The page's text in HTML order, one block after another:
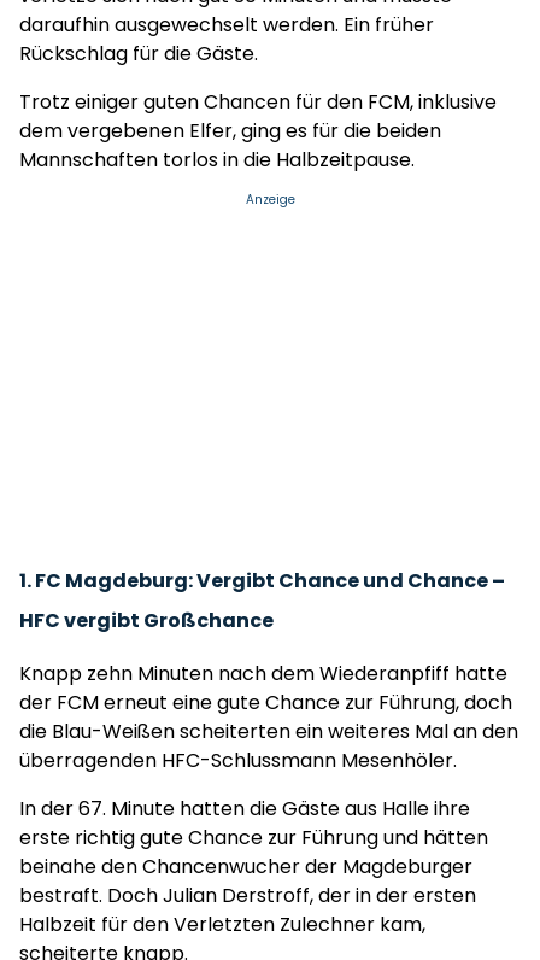
daraufhin ausgewechselt werden. Ein früher
Rückschlag für die Gäste.
Trotz einiger guten Chancen für den FCM, inklusive
dem vergebenen Elfer, ging es für die beiden
Mannschaften torlos in die Halbzeitpause.
Anzeige
1. FC Magdeburg: Vergibt Chance und Chance –
HFC vergibt Großchance
Knapp zehn Minuten nach dem Wiederanpfiff hatte
der FCM erneut eine gute Chance zur Führung, doch
die Blau-Weißen scheiterten ein weiteres Mal an den
überragenden HFC-Schlussmann Mesenhöler.
In der 67. Minute hatten die Gäste aus Halle ihre
erste richtig gute Chance zur Führung und hätten
beinahe den Chancenwucher der Magdeburger
bestraft. Doch Julian Derstroff, der in der ersten
Halbzeit für den Verletzten Zulechner kam,
scheiterte knapp.